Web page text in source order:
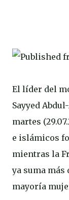
El líder del
Sayyed
martes
e islámicos
mientras la
ya suma
mayoría